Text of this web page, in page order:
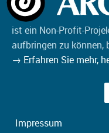
ist ein Non-Profit-
aufbringen zu können,
→ Erfahren Sie mehr,
Impressum